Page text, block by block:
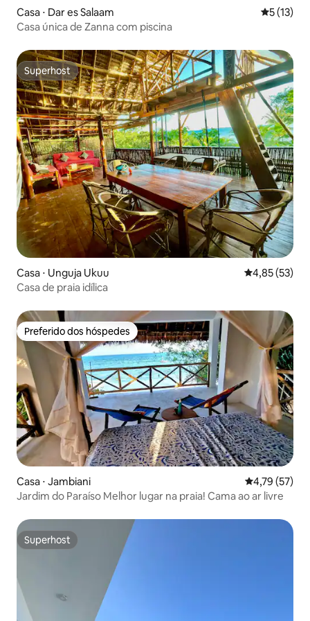
Casa ⋅ Dar es Salaam 5 de uma
5 (13)
Casa única de Zanna com piscina
Superhost
Superhost
Casa ⋅ Unguja Ukuu 4,85 de uma
4,85 (53)
Casa de praia idílica
Preferido dos hóspedes
Preferido dos hóspedes
Casa ⋅ Jambiani 4,79 de uma
4,79 (57)
Jardim do Paraíso Melhor lugar na praia! Cama ao ar livre
Superhost
Superhost